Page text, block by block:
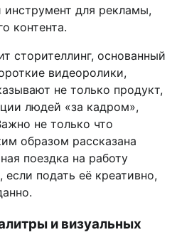
для рекламы,
контента.
сторителлинг, основанный
видеоролики,
не только продукт,
людей «за кадром»,
не только что
образом рассказана
поездка на работу
подать её креативно,
и визуальных